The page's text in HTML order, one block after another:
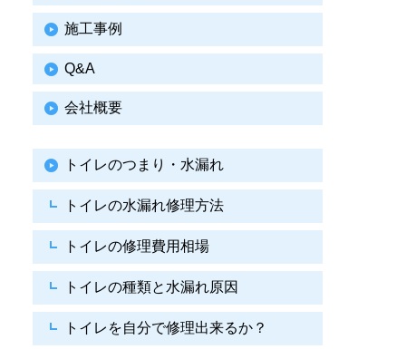
施工事例
Q&A
会社概要
トイレのつまり・水漏れ
トイレの水漏れ修理方法
トイレの修理費用相場
トイレの種類と水漏れ原因
トイレを自分で修理出来るか？